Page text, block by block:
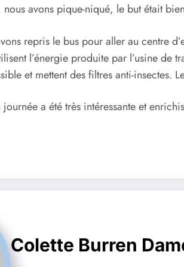
avons pique-niqué, le but était
repris le bus pour aller au centre
l’énergie produite par l’usine de
et mettent des filtres anti-
a été très intéressante et
Colette Burren